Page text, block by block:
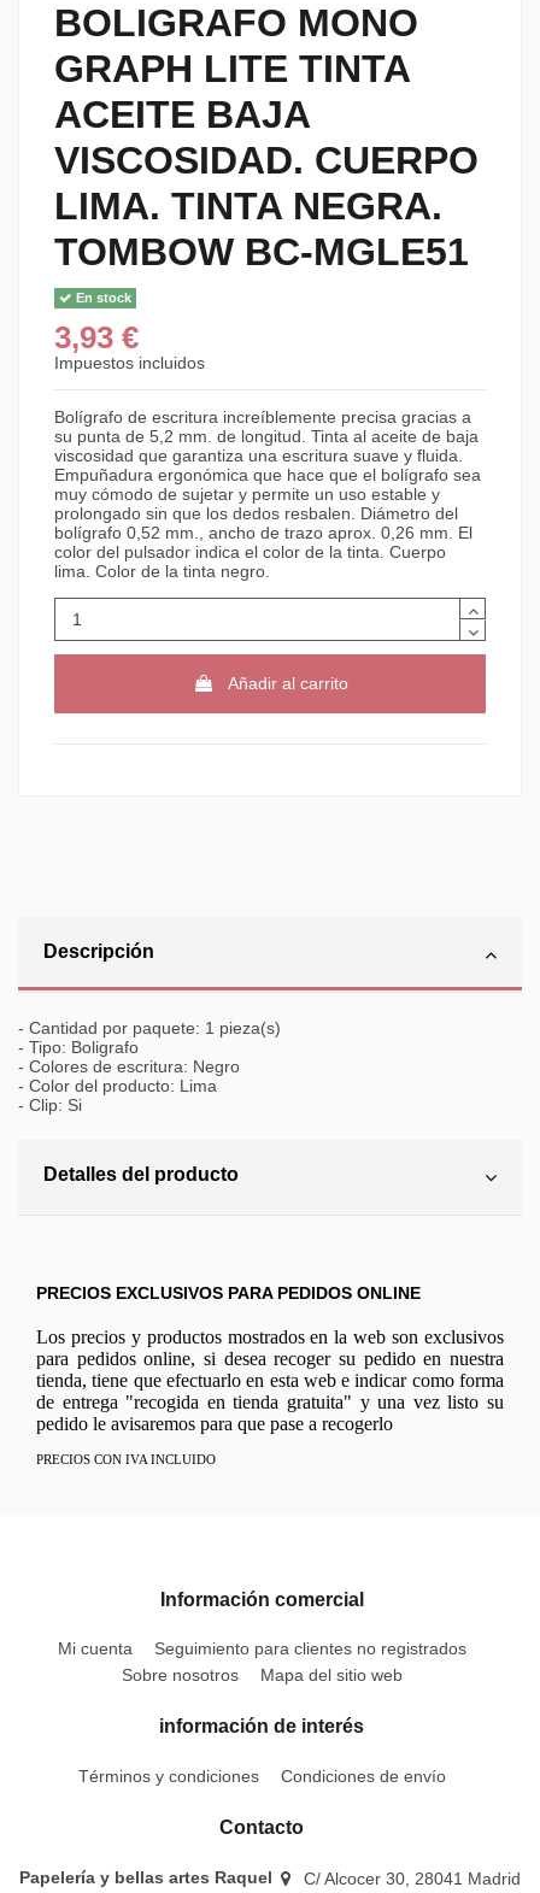
BOLIGRAFO MONO
GRAPH LITE TINTA
ACEITE BAJA
VISCOSIDAD. CUERPO
LIMA. TINTA NEGRA.
TOMBOW BC-MGLE51
En stock
3,93 €
Impuestos incluidos
Bolígrafo de escritura increíblemente precisa gracias a
su punta de 5,2 mm. de longitud. Tinta al aceite de baja
viscosidad que garantiza una escritura suave y fluida.
Empuñadura ergonómica que hace que el bolígrafo sea
muy cómodo de sujetar y permite un uso estable y
prolongado sin que los dedos resbalen. Diámetro del
bolígrafo 0,52 mm., ancho de trazo aprox. 0,26 mm. El
color del pulsador indica el color de la tinta. Cuerpo
lima. Color de la tinta negro.
Añadir al carrito
Descripción
- Cantidad por paquete: 1 pieza(s)
- Tipo: Boligrafo
- Colores de escritura: Negro
- Color del producto: Lima
- Clip: Si
Detalles del producto
PRECIOS EXCLUSIVOS PARA PEDIDOS ONLINE
Los precios y productos mostrados en la web son exclusivos
para pedidos online, si desea recoger su pedido en nuestra
tienda, tiene que efectuarlo en esta web e indicar como forma
de entrega "recogida en tienda gratuita" y una vez listo su
pedido le avisaremos para que pase a recogerlo
PRECIOS CON IVA INCLUIDO
Información comercial
Mi cuenta
Seguimiento para clientes no registrados
Sobre nosotros
Mapa del sitio web
información de interés
Términos y condiciones Condiciones de envío
Contacto
Papelería y bellas artes Raquel C/ Alcocer 30, 28041 Madrid